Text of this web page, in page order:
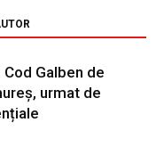
Galben de
urmat de